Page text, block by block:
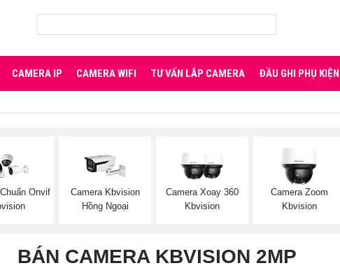
CAMERA IP CAMERA WIFI TƯ VẤN LẮP CAMERA ĐẦU GHI PHỤ KIỆN
Onvif
Camera Kbvision
Hồng Ngoại
Camera Xoay 360
Kbvision
Camera Zoom
Kbvision
BÁN CAMERA KBVISION 2MP